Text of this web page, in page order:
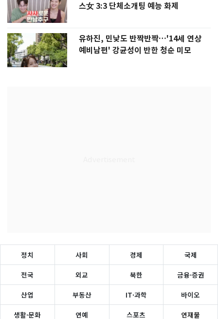
스女 3:3 단체소개팅 예능 화제
유하진, 민낯도 반짝반짝…'14세 연상
예비남편' 강균성이 반한 청순 미모
정치 사회 경제 국제
전국 외교 북한 금융·증권
산업 부동산 IT·과학 바이오
생활·문화 연예 스포츠 연재물